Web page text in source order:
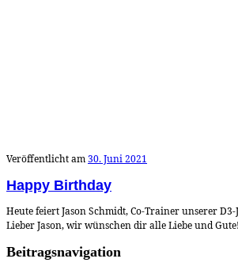
Veröffentlicht am30. Juni 2021
Happy Birthday
Heute feiert Jason Schmidt, Co-Trainer unserer D3-
Lieber Jason, wir wünschen dir alle Liebe und
Beitragsnavigation